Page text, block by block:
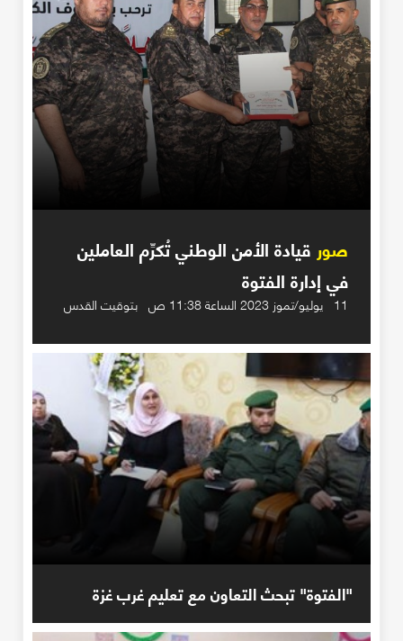
صور قيادة الأمن الوطني تُكرِّم العاملين
في إدارة الفتوة
11 يوليو/تموز 2023 الساعة 11:38 ص بتوقيت القدس
"الفتوة" تبحث التعاون مع تعليم غرب غزة